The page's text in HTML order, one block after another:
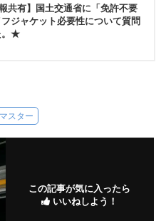
報共有】国土交通省に「免許不要
ジャケット必要性について質問
。★
スター
この記事が気に入ったら
いいねしよう！